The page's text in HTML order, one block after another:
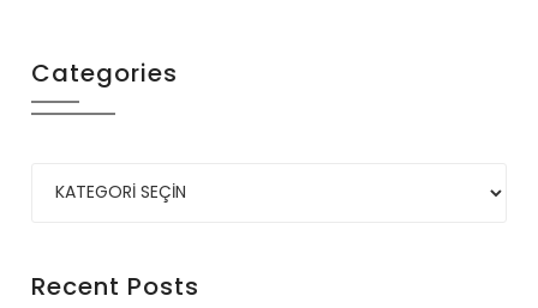
Categories
Recent Posts